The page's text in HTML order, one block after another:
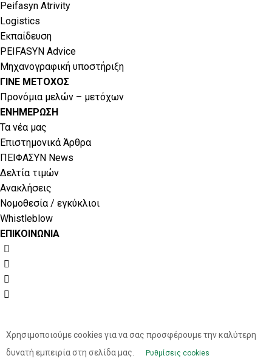
Peifasyn Atrivity
Logistics
Εκπαίδευση
PEIFASYN Advice
Μηχανογραφική υποστήριξη
ΓΙΝΕ ΜΕΤΟΧΟΣ
Προνόμια μελών – μετόχων
ΕΝΗΜΕΡΩΣΗ
Τα νέα μας
Επιστημονικά Άρθρα
ΠΕΙΦΑΣΥΝ News
Δελτία τιμών
Ανακλήσεις
Νομοθεσία / εγκύκλιοι
Whistleblow
ΕΠΙΚΟΙΝΩΝΙΑ
Χρησιμοποιούμε cookies για να σας προσφέρουμε την καλύτερη
δυνατή εμπειρία στη σελίδα μας.
Ρυθμίσεις cookies